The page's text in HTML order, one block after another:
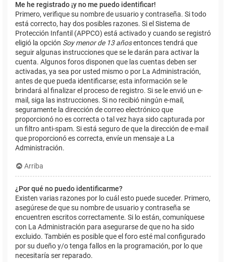
Me he registrado ¡y no me puedo identificar!
Primero, verifique su nombre de usuario y contraseña. Si todo
está correcto, hay dos posibles razones. Si el Sistema de
Protección Infantil (APPCO) está activado y cuando se registró
eligió la opción Soy menor de 13 añosentonces tendrá que
seguir algunas instrucciones que se le darán para activar la
cuenta. Algunos foros disponen que las cuentas deben ser
activadas, ya sea por usted mismo o por La Administración,
antes de que pueda identificarse; esta información se le
brindará al finalizar el proceso de registro. Si se le envió un e-
mail, siga las instrucciones. Si no recibió ningún e-mail,
seguramente la dirección de correo electrónico que
proporcionó no es correcta o tal vez haya sido capturada por
un filtro anti-spam. Si está seguro de que la dirección de e-mail
que proporcionó es correcta, envíe un mensaje a La
Administración.
Arriba
¿Por qué no puedo identificarme?
Existen varias razones por lo cuál esto puede suceder. Primero,
asegúrese de que su nombre de usuario y contraseña se
encuentren escritos correctamente. Si lo están, comuníquese
con La Administración para asegurarse de que no ha sido
excluido. También es posible que el foro esté mal configurado
por su dueño y/o tenga fallos en la programación, por lo que
necesitaría ser reparado.